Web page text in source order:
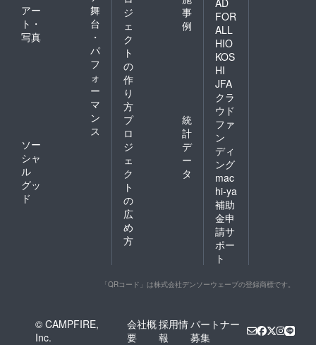
アー
ト・
写真
舞
台
・
パ
フ
ォ
ー
マ
ン
ス
ソー
シャ
ル
グッ
ド
ジ
ェ
ク
ト
の
作
り
方
事
例
プ
ロ
ジ
ェ
ク
ト
の
広
め
方
統
計
デ
ー
タ
FOR
ALL
HIO
KOS
HI
JFA
クラ
ウド
ファ
ン
ディ
ング
mac
hi-ya
補助
金申
請サ
ポー
ト
「QRコード」は株式会社デンソーウェーブの登録商標です。
© CAMPFIRE,
Inc.
会社概
要
採用情
報
パートナー
募集